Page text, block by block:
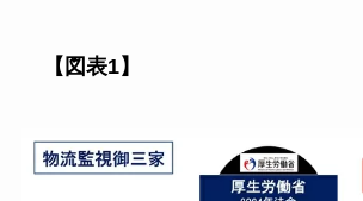
【図表1】